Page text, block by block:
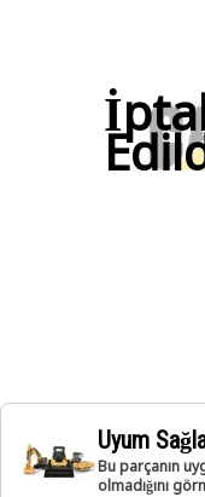
Uyum
Bu parçanın
olmadığını